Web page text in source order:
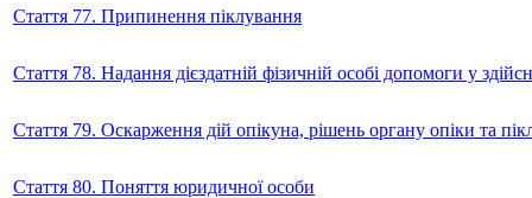
Стаття 77. Припинення піклування
Стаття 78. Надання дієздатній фізичній особі допомоги у
Стаття 79. Оскарження дій опікуна, рішень органу опіки та
Стаття 80. Поняття юридичної особи